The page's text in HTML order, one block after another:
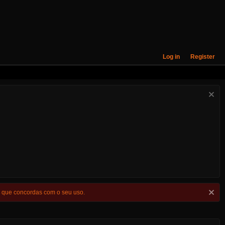
Log in Register
concordas com o seu uso.